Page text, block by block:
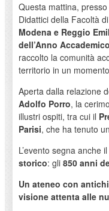
Questa mattina,
Didattici della Facoltà
Modena e Reggio
dell’Anno
raccolto la comunità
territorio in un
Aperta dalla relazione
Adolfo Porro, la
illustri ospiti, tra cui il
Parisi, che ha tenuto
L’evento segna anche
storico: gli 850 anni
Un ateneo con
visione attenta alle